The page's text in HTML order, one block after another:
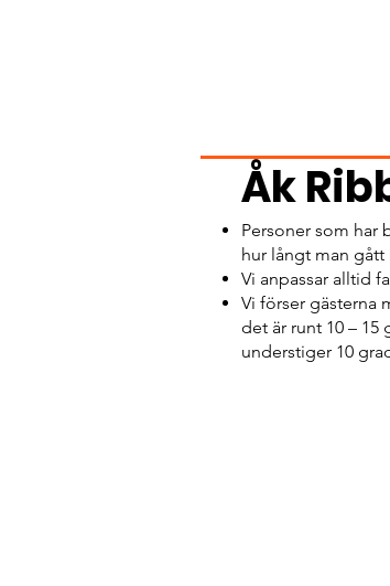
Åk
Personer som har
hur långt man
Vi anpassar alltid
Vi förser gästerna
det är runt 10 –
understiger 10